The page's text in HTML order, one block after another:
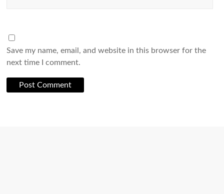
Save my name, email, and website in this browser for the
next time I comment.